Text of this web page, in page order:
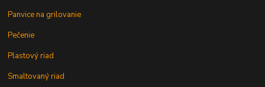
Panvice na grilovanie
Pečenie
Plastový riad
Smaltovaný riad